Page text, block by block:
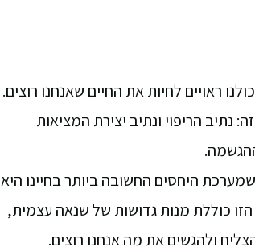
ראויים לחיות את החיים שאנחנו רוצים.
נתיב הריפוי ונתיב יצירת המציאות
היחסים החשובה ביותר בחיינו היא
כוללת מנות גדושות של שנאה עצמית,
ולהגשים את מה אנחנו רוצים.